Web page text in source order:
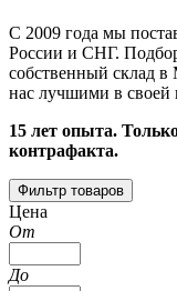
С 2009 года мы
России и СНГ.
собственный склад в
нас лучшими в своей
15 лет опыта.
контрафакта.
Фильтр товаров
Цена
От
До